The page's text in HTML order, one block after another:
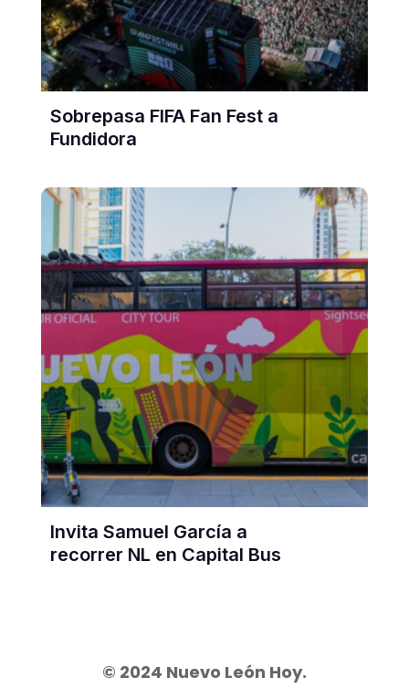
Sobrepasa FIFA Fan Fest a
Fundidora
Invita Samuel García a
recorrer NL en Capital Bus
© 2024 Nuevo León Hoy.